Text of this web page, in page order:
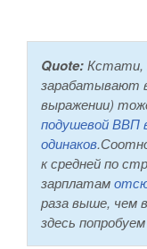
Quote:Кстати,
зарабатывают
выражении)
подушевой ВВП
одинаков
к средней по
зарплатам
раза выше, чем
здесь